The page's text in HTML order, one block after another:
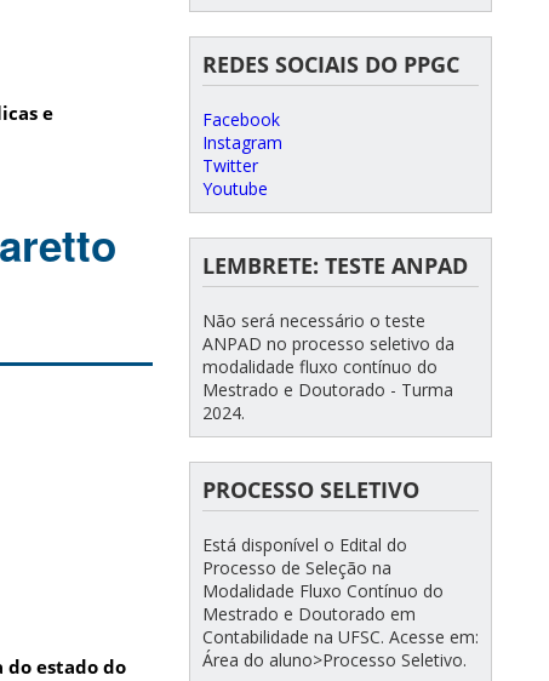
e
estado do
REDES SOCIAIS DO PPGC
Facebook
Instagram
Twitter
Youtube
LEMBRETE: TESTE ANPAD
Não será necessário o teste
ANPAD no processo seletivo da
modalidade fluxo contínuo do
Mestrado e Doutorado - Turma
2024.
PROCESSO SELETIVO
Está disponível o Edital do
Processo de Seleção na
Modalidade Fluxo Contínuo do
Mestrado e Doutorado em
Contabilidade na UFSC. Acesse em:
Área do aluno>Processo Seletivo.